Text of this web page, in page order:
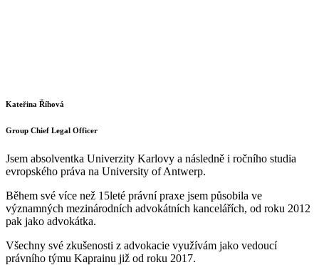
Kateřina Říhová
Group Chief Legal Officer
Jsem absolventka Univerzity Karlovy a následně i ročního studia
evropského práva na University of Antwerp.
Během své více než 15leté právní praxe jsem působila ve
významných mezinárodních advokátních kancelářích, od roku 2012
pak jako advokátka.
Všechny své zkušenosti z advokacie využívám jako vedoucí
právního týmu Kaprainu již od roku 2017.